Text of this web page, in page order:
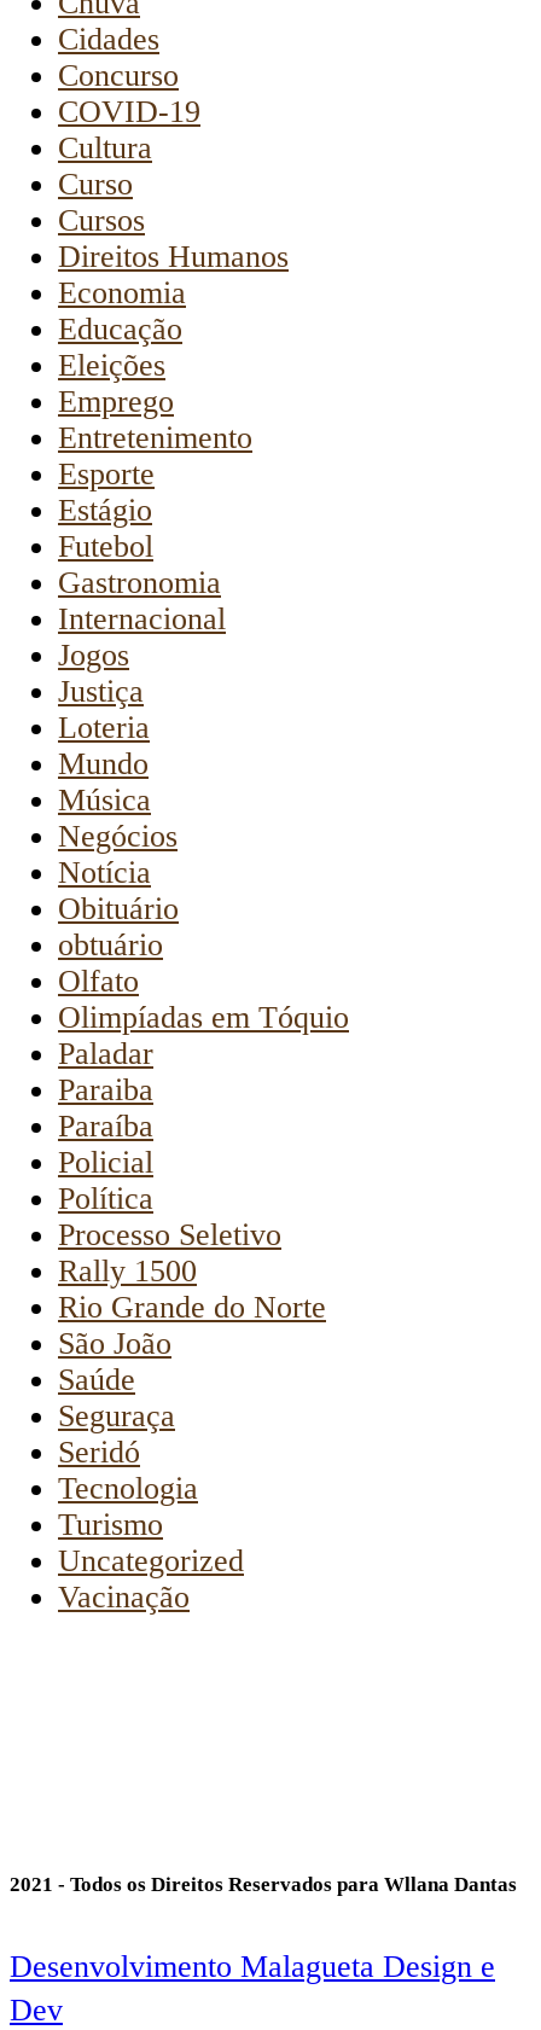
Cidades
Concurso
COVID-19
Cultura
Curso
Cursos
Direitos Humanos
Economia
Educação
Eleições
Emprego
Entretenimento
Esporte
Estágio
Futebol
Gastronomia
Internacional
Jogos
Justiça
Loteria
Mundo
Música
Negócios
Notícia
Obituário
obtuário
Olfato
Olimpíadas em Tóquio
Paladar
Paraiba
Paraíba
Policial
Política
Processo Seletivo
Rally 1500
Rio Grande do Norte
São João
Saúde
Seguraça
Seridó
Tecnologia
Turismo
Uncategorized
Vacinação
2021 - Todos os Direitos Reservados para Wllana Dantas
Desenvolvimento Malagueta Design e
Dev